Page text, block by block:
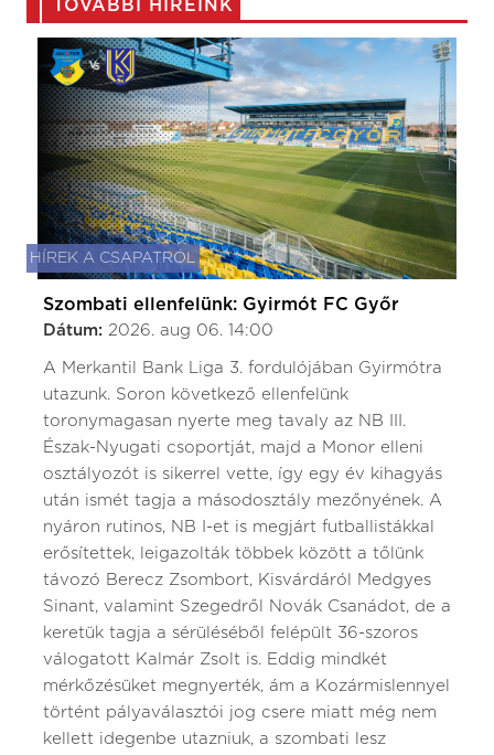
TOVÁBBI HÍREINK
HÍREK A CSAPATRÓL
Szombati ellenfelünk: Gyirmót FC Győr
Dátum: 2026. aug 06. 14:00
A Merkantil Bank Liga 3. fordulójában Gyirmótra
utazunk. Soron következő ellenfelünk
toronymagasan nyerte meg tavaly az NB III.
Észak-Nyugati csoportját, majd a Monor elleni
osztályozót is sikerrel vette, így egy év kihagyás
után ismét tagja a másodosztály mezőnyének. A
nyáron rutinos, NB I-et is megjárt futballistákkal
erősítettek, leigazolták többek között a tőlünk
távozó Berecz Zsombort, Kisvárdáról Medgyes
Sinant, valamint Szegedről Novák Csanádot, de a
keretük tagja a sérüléséből felépült 36-szoros
válogatott Kalmár Zsolt is. Eddig mindkét
mérkőzésüket megnyerték, ám a Kozármislennyel
történt pályaválasztói jog csere miatt még nem
kellett idegenbe utazniuk, a szombati lesz